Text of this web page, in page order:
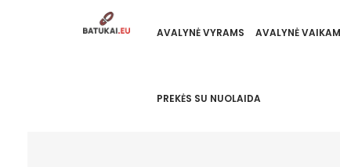
AVALYNĖ VYRAMS AVALYNĖ
PREKĖS SU NUOLAIDA